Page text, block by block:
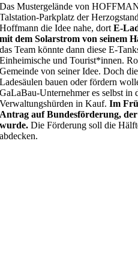
Das Mustergelände von
Talstation-Parkplatz der
Hoffmann die Idee nahe, dortE-
mit dem Solarstrom von seinem
das Team könnte dann diese E-
Einheimische und Tourist*innen.
Gemeinde von seiner Idee. Doch
Ladesäulen bauen oder fördern
GaLaBau-Unternehmer es selbst in
Verwaltungshürden in Kauf. Im
Antrag auf Bundesförderung,
wurde. Die Förderung soll die
abdecken.